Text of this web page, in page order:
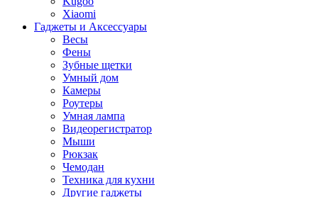
Xiaomi
Гаджеты и Аксессуары
Весы
Фены
Зубные щетки
Умный дом
Камеры
Роутеры
Умная лампа
Видеорегистратор
Мыши
Рюкзак
Чемодан
Техника для кухни
Другие гаджеты